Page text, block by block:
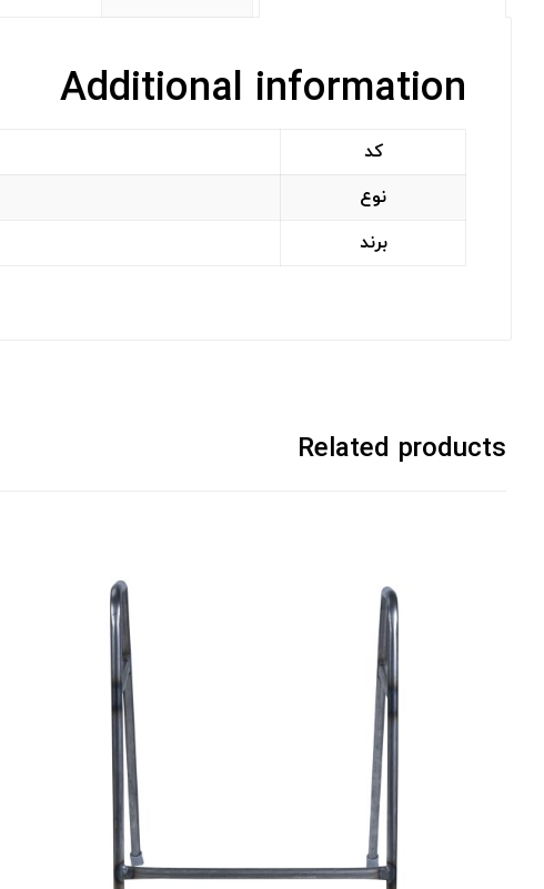
Additional information
کد
نوع
برند
Related products